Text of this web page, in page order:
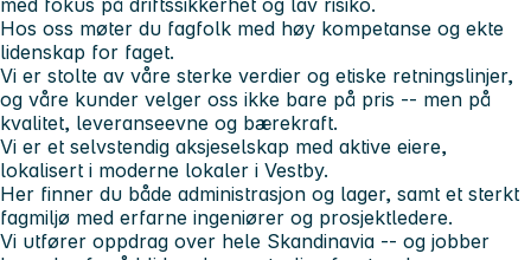
Hos oss møter du fagfolk med høy kompetanse og ekte
lidenskap for faget.
Vi er stolte av våre sterke verdier og etiske retningslinjer,
og våre kunder velger oss ikke bare på pris -- men på
kvalitet, leveranseevne og bærekraft.
Vi er et selvstendig aksjeselskap med aktive eiere,
lokalisert i moderne lokaler i Vestby.
Her finner du både administrasjon og lager, samt et sterkt
fagmiljø med erfarne ingeniører og prosjektledere.
Vi utfører oppdrag over hele Skandinavia -- og jobber